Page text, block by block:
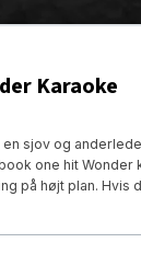
Karaoke
sjov og
one hit Wonder
på højt plan. Hvis